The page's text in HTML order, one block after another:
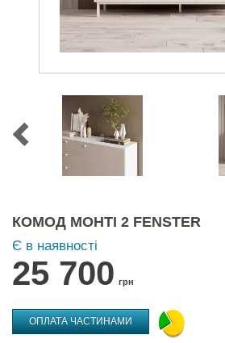
КОМОД МОНТІ 2 FENSTER
Є в наявності
25 700 грн
ОПЛАТА ЧАСТИНАМИ